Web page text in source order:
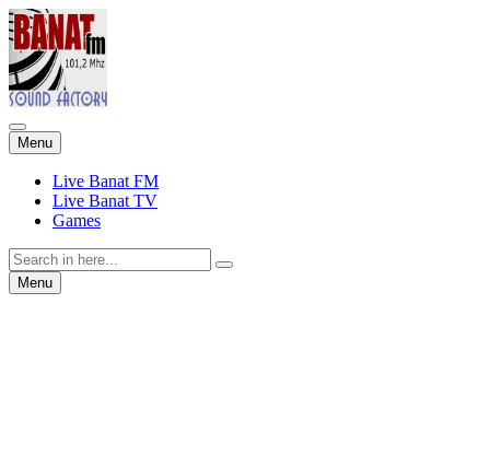
Menu Skip
to
content
Live Banat FM
Live Banat TV
Games
Search
for:Menu Skip
to